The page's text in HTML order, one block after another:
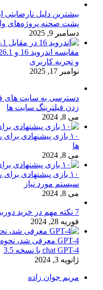
بیشترین دلیل
پشت صحنه پروژه‌های
دسامبر 9, 2025
و تجربه کاربری
نوامبر 17, 2025
دسترسی به سایت های
زدن فیلترینگ سایت ها
می 8, 2024
ها
می 8, 2024
سیستم مورد نیاز
می 8, 2024
7 نکته مهم در خرید دوربین مداربسته + راهنمای خرید
فوریه 28, 2024
chat GPT-4 با نسخه 3.5
ژانویه 3, 2024
مریم جوان زاده